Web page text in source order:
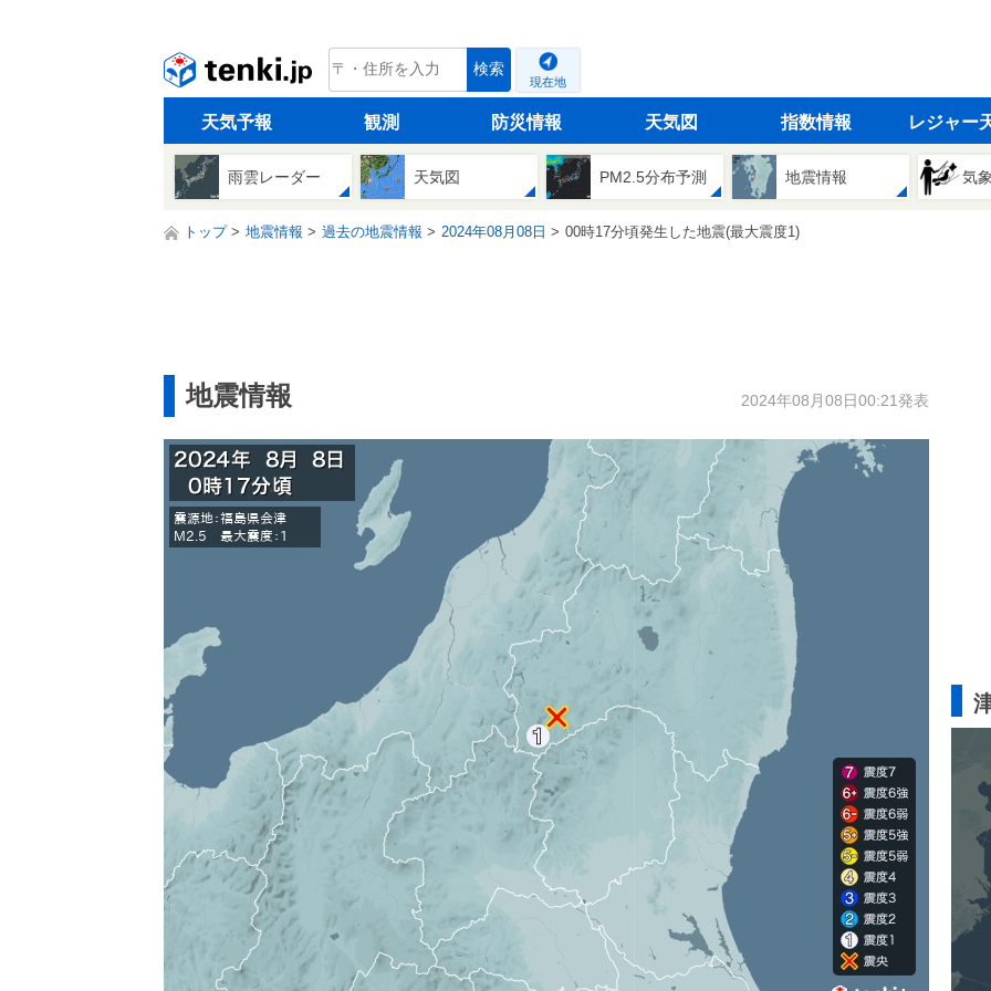
tenki.jp 検索
現在地
天気予報 観測 防災情報 天気図 指数情報 レジャー
雨雲レーダー 天気図 PM2.5分布予測 地震情報 気
トップ 地震情報 過去の地震情報 2024年08月08日 00時17分頃発生した地震(最大震度1)
地震情報 2024年08月08日00:21発表